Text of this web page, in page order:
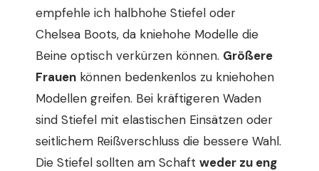
empfehle ich halbhohe Stiefel oder
Chelsea Boots, da kniehohe Modelle die
Beine optisch verkürzen können. Größere
Frauen können bedenkenlos zu kniehohen
Modellen greifen. Bei kräftigeren Waden
sind Stiefel mit elastischen Einsätzen oder
seitlichem Reißverschluss die bessere Wahl.
Die Stiefel sollten am Schaft weder zu eng